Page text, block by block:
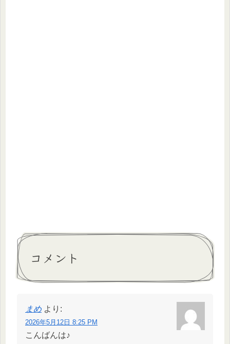
コメント
まめ より:
2026年5月12日 8:25 PM
こんばんは♪